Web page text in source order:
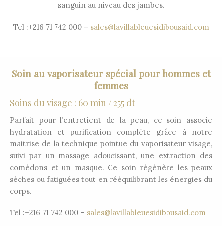
sanguin au niveau des jambes.
Tel :+216 71 742 000 – sales@lavillableuesidibousaid.com
Soin au vaporisateur spécial pour hommes et
femmes
Soins du visage : 60 min / 255 dt
Parfait pour l’entretient de la peau, ce soin associe
hydratation et purification complète grâce à notre
maitrise de la technique pointue du vaporisateur visage,
suivi par un massage adoucissant, une extraction des
comédons et un masque. Ce soin régénère les peaux
sèches ou fatiguées tout en rééquilibrant les énergies du
corps.
Tel :+216 71 742 000 – sales@lavillableuesidibousaid.com